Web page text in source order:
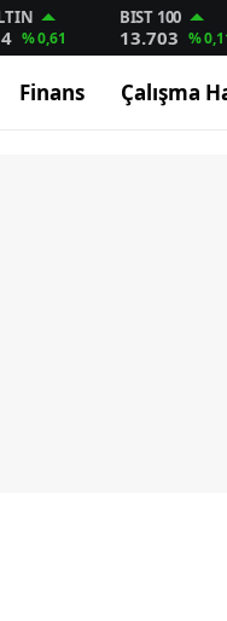
% 0,61
BIST 100
13.703 %
Finans Çalışma